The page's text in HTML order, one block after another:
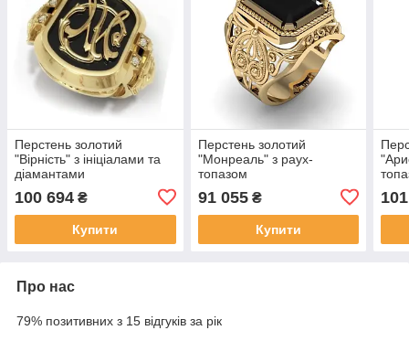
Перстень золотий
"Вірність" з ініціалами та
діамантами
100 694 ₴
Купити
Перстень золотий
"Монреаль" з раух-
топазом
91 055₴
Купити
Про нас
79% позитивних з 15 відгуків за рік